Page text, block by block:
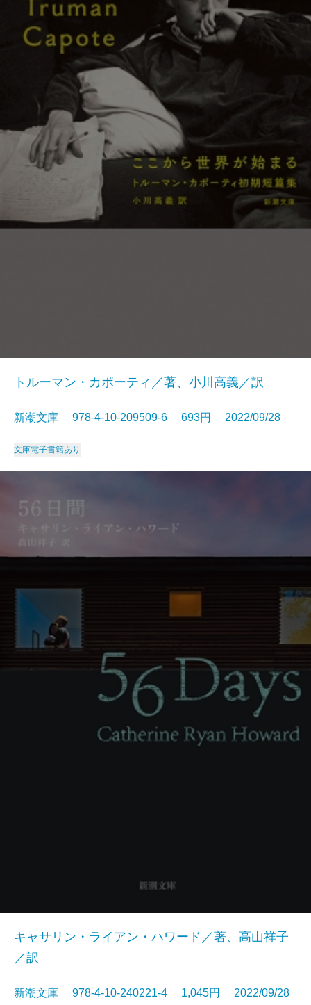
トルーマン・カポーティ／著、小川高義／訳
新潮文庫 978-4-10-209509-6 693円 2022/09/28
文庫電子書籍あり
キャサリン・ライアン・ハワード／著、高山祥子
／訳
新潮文庫 978-4-10-240221-4 1,045円 2022/09/28